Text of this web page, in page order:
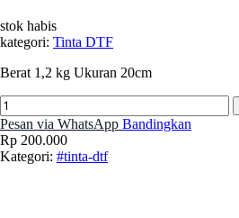
stok habis
kategori: Tinta DTF
Berat 1,2 kg Ukuran 20cm
Pesan via WhatsApp Bandingkan
Rp 200.000
Kategori: #tinta-dtf